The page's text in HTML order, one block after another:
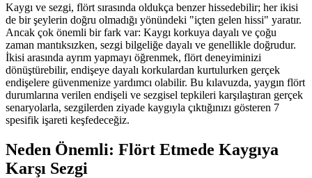
Kaygı ve sezgi, flört sırasında oldukça benzer hissedebilir; her ikisi
de bir şeylerin doğru olmadığı yönündeki "içten gelen hissi" yaratır.
Ancak çok önemli bir fark var: Kaygı korkuya dayalı ve çoğu
zaman mantıksızken, sezgi bilgeliğe dayalı ve genellikle doğrudur.
İkisi arasında ayrım yapmayı öğrenmek, flört deneyiminizi
dönüştürebilir, endişeye dayalı korkulardan kurtulurken gerçek
endişelere güvenmenize yardımcı olabilir. Bu kılavuzda, yaygın flört
durumlarına verilen endişeli ve sezgisel tepkileri karşılaştıran gerçek
senaryolarla, sezgilerden ziyade kaygıyla çıktığınızı gösteren 7
spesifik işareti keşfedeceğiz.
Neden Önemli: Flört Etmede Kaygıya
Karşı Sezgi